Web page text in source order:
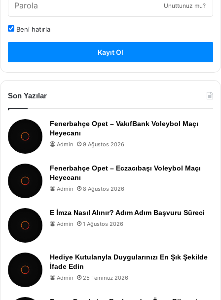
Unuttunuz mu?
Beni hatırla
Kayıt Ol
Son Yazılar
Fenerbahçe Opet – VakıfBank Voleybol Maçı
Heyecanı
Admin 9 Ağustos 2026
Fenerbahçe Opet – Eczacıbaşı Voleybol Maçı
Heyecanı
Admin 8 Ağustos 2026
E İmza Nasıl Alınır? Adım Adım Başvuru Süreci
Admin 1 Ağustos 2026
Hediye Kutularıyla Duygularınızı En Şık Şekilde
İfade Edin
Admin 25 Temmuz 2026